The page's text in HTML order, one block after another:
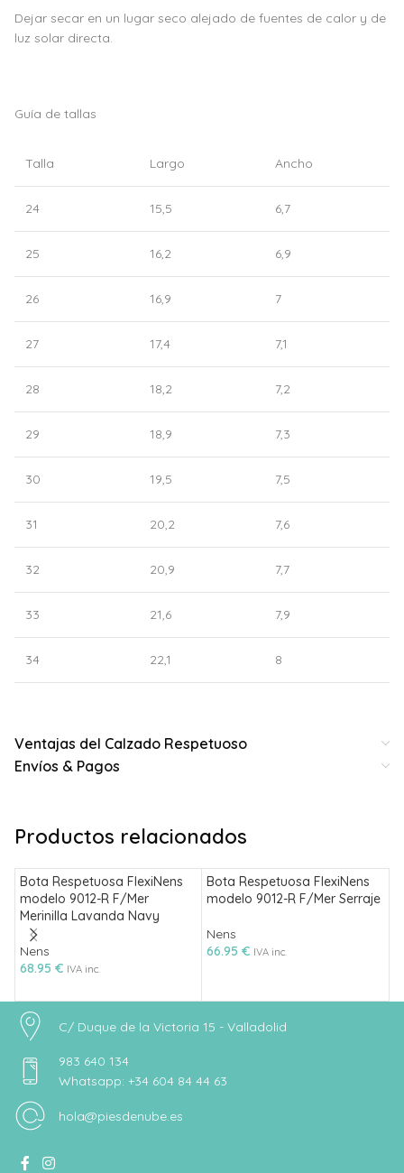
Dejar secar en un lugar seco alejado de fuentes de calor y de
luz solar directa.
Guía de tallas
Talla Largo Ancho
24 15,5 6,7
25 16,2 6,9
26 16,9 7
27 17,4 7,1
28 18,2 7,2
29 18,9 7,3
30 19,5 7,5
31 20,2 7,6
32 20,9 7,7
33 21,6 7,9
34 22,1 8
Ventajas del Calzado Respetuoso
Envíos & Pagos
Productos relacionados
Bota Respetuosa FlexiNens
modelo 9012-R F/Mer
Merinilla Lavanda Navy
Nens
68.95 € IVA inc.
Bota Respetuosa FlexiNens
modelo 9012-R F/Mer Serraje
Nens
66.95 € IVA inc.
C/ Duque de la Victoria 15 - Valladolid
983 640 134
Whatsapp: +34 604 84 44 63
hola@piesdenube.es